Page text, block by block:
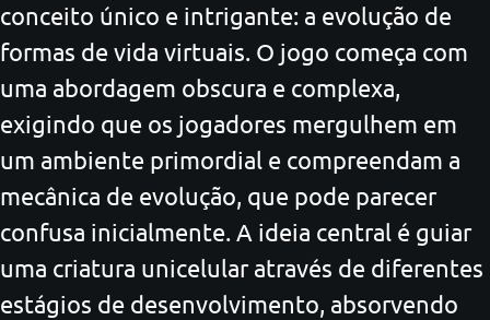
conceito único e intrigante: a evolução de
formas de vida virtuais. O jogo começa com
uma abordagem obscura e complexa,
exigindo que os jogadores mergulhem em
um ambiente primordial e compreendam a
mecânica de evolução, que pode parecer
confusa inicialmente. A ideia central é guiar
uma criatura unicelular através de diferentes
estágios de desenvolvimento, absorvendo